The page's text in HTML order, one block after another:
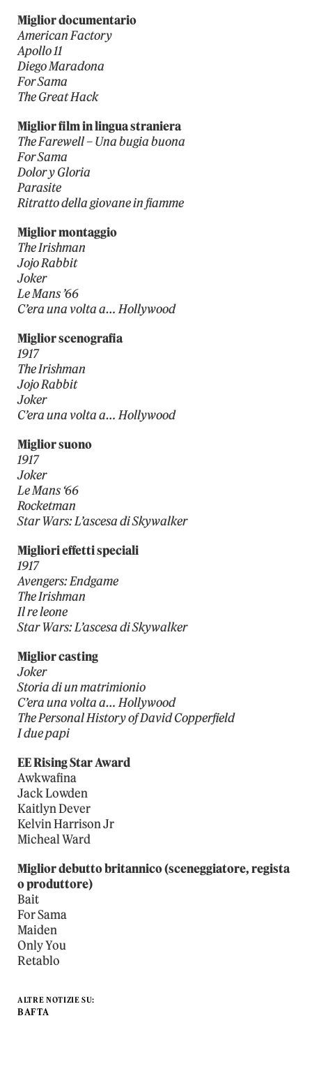
Miglior documentario
American Factory
Apollo 11
Diego Maradona
For Sama
The Great Hack
Miglior film in lingua straniera
The Farewell – Una bugia buona
For Sama
Dolor y Gloria
Parasite
Ritratto della giovane in fiamme
Miglior montaggio
The Irishman
Jojo Rabbit
Joker
Le Mans ’66
C’era una volta a… Hollywood
Miglior scenografia
1917
The Irishman
Jojo Rabbit
Joker
C’era una volta a… Hollywood
Miglior suono
1917
Joker
Le Mans ‘66
Rocketman
Star Wars: L’ascesa di Skywalker
Migliori effetti speciali
1917
Avengers: Endgame
The Irishman
Il re leone
Star Wars: L’ascesa di Skywalker
Miglior casting
Joker
Storia di un matrimionio
C’era una volta a… Hollywood
The Personal History of David Copperfield
I due papi
EE Rising Star Award
Awkwafina
Jack Lowden
Kaitlyn Dever
Kelvin Harrison Jr
Micheal Ward
Miglior debutto britannico (sceneggiatore, regista
o produttore)
Bait
For Sama
Maiden
Only You
Retablo
ALTRE NOTIZIE SU:
BAFTA